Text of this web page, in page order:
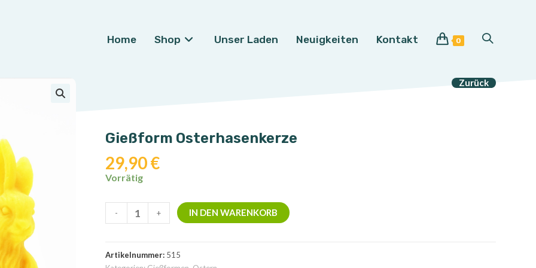
Home Shop Unser Laden Neuigkeiten Kontakt 0 Website-
Zurück
Gießform Osterhasenkerze
29,90€
Vorrätig
Gießform
Osterhasenkerze
- + IN DEN WARENKORB
Artikelnummer: 515